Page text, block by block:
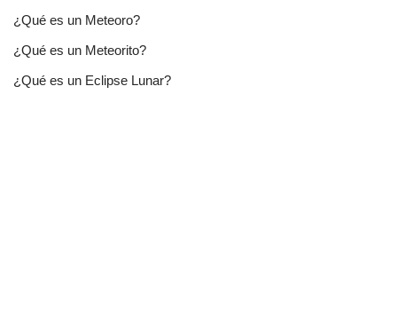
¿Qué es un Meteoro?
¿Qué es un Meteorito?
¿Qué es un Eclipse Lunar?